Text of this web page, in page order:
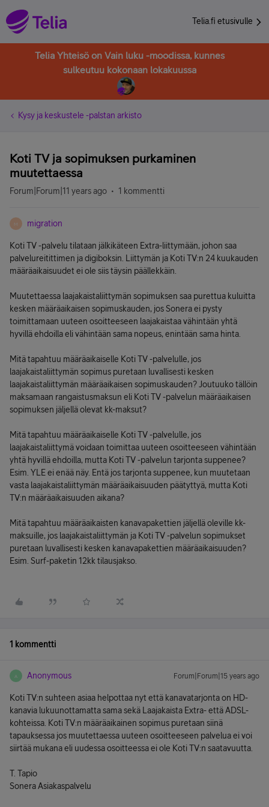
Telia.fi etusivulle
Telia Yhteisö on Vain luku -moodissa, kunnes
sulkeutuu kokonaan lokakuussa
Kysy ja keskustele -palstan arkisto
Koti TV ja sopimuksen purkaminen
muutettaessa
Forum|Forum|11 years ago 1 kommentti
M migration
Koti TV -palvelu tilataan jälkikäteen Extra-liittymään, johon saa
palvelureitittimen ja digiboksin. Liittymän ja Koti TV:n 24 kuukauden
määräaikaisuudet ei ole siis täysin päällekkäin.
Muutettaessa laajakaistaliittymän sopimuksen saa purettua kuluitta
kesken määräaikaisen sopimuskauden, jos Sonera ei pysty
toimittamaan uuteen osoitteeseen laajakaistaa vähintään yhtä
hyvillä ehdoilla eli vähintään sama nopeus, enintään sama hinta.
Mitä tapahtuu määräaikaiselle Koti TV -palvelulle, jos
laajakaistaliittymän sopimus puretaan luvallisesti kesken
laajakaistaliittymän määräaikaisen sopimuskauden? Joutuuko tällöin
maksamaan rangaistusmaksun eli Koti TV -palvelun määräaikaisen
sopimuksen jäljellä olevat kk-maksut?
Mitä tapahtuu määräaikaiselle Koti TV -palvelulle, jos
laajakaistaliittymä voidaan toimittaa uuteen osoitteeseen vähintään
yhtä hyvillä ehdoilla, mutta Koti TV -palvelun tarjonta suppenee?
Esim. YLE ei enää näy. Entä jos tarjonta suppenee, kun muutetaan
vasta laajakaistaliittymän määräaikaisuuden päätyttyä, mutta Koti
TV:n määräaikaisuuden aikana?
Mitä tapahtuu määräaikaisten kanavapakettien jäljellä oleville kk-
maksuille, jos laajakaistaliittymän ja Koti TV -palvelun sopimukset
puretaan luvallisesti kesken kanavapakettien määräaikaisuuden?
Esim. Surf-paketin 12kk tilausjakso.
1 kommentti
A Anonymous Forum|Forum|15 years ago
Koti TV:n suhteen asiaa helpottaa nyt että kanavatarjonta on HD-
kanavia lukuunottamatta sama sekä Laajakaista Extra- että ADSL-
kohteissa. Koti TV:n määräaikainen sopimus puretaan siinä
tapauksessa jos muutettaessa uuteen osoitteeseen palvelua ei voi
siirtää mukana eli uudessa osoitteessa ei ole Koti TV:n saatavuutta.
T. Tapio
Sonera Asiakaspalvelu